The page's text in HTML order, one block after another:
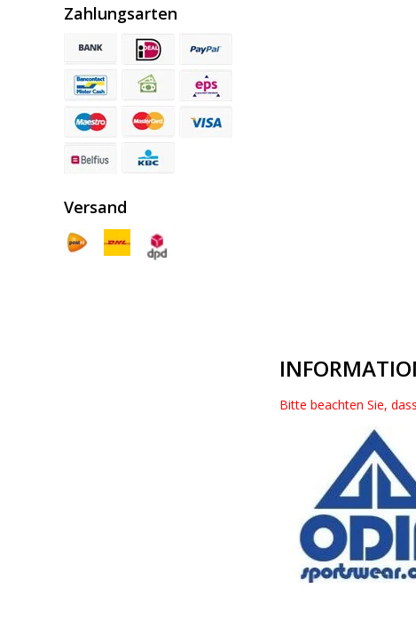
Zahlungsarten
Versand
Bitte beachten Sie,